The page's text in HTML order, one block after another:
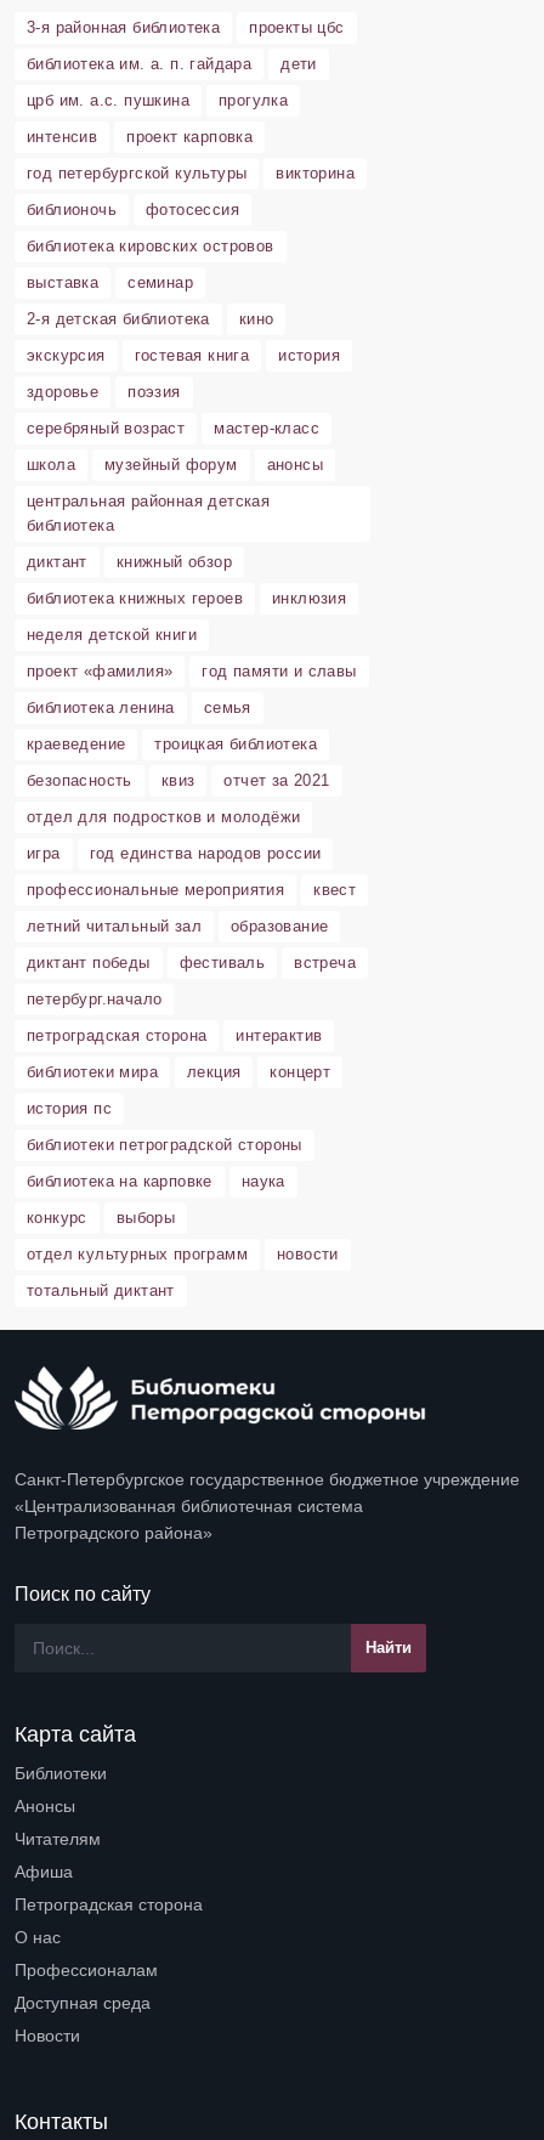
3-я районная библиотека
проекты цбс
библиотека им. а. п. гайдара
дети
црб им. а.с. пушкина
прогулка
интенсив
проект карповка
год петербургской культуры
викторина
библионочь
фотосессия
библиотека кировских островов
выставка
семинар
2-я детская библиотека
кино
экскурсия
гостевая книга
история
здоровье
поэзия
серебряный возраст
мастер-класс
школа
музейный форум
анонсы
центральная районная детская
библиотека
диктант
книжный обзор
библиотека книжных героев
инклюзия
неделя детской книги
проект «фамилия»
год памяти и славы
библиотека ленина
семья
краеведение
троицкая библиотека
безопасность
квиз
отчет за 2021
отдел для подростков и молодёжи
игра
год единства народов россии
профессиональные мероприятия
квест
летний читальный зал
образование
диктант победы
фестиваль
встреча
петербург.начало
петроградская сторона
интерактив
библиотеки мира
лекция
концерт
история пс
библиотеки петроградской стороны
библиотека на карповке
наука
конкурс
выборы
отдел культурных программ
новости
тотальный диктант
Санкт-Петербургское государственное бюджетное учреждение
«Централизованная библиотечная система
Петроградского района»
Поиск по сайту
Карта сайта
Библиотеки
Анонсы
Читателям
Афиша
Петроградская сторона
О нас
Профессионалам
Доступная среда
Новости
Контакты